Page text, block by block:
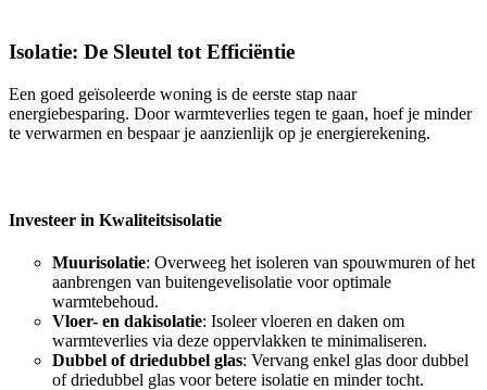
Isolatie: De Sleutel tot Efficiëntie
Een goed geïsoleerde woning is de eerste stap naar
energiebesparing. Door warmteverlies tegen te gaan, hoef je minder
te verwarmen en bespaar je aanzienlijk op je energierekening.
Investeer in Kwaliteitsisolatie
Muurisolatie: Overweeg het isoleren van spouwmuren of het
aanbrengen van buitengevelisolatie voor optimale
warmtebehoud.
Vloer- en dakisolatie: Isoleer vloeren en daken om
warmteverlies via deze oppervlakken te minimaliseren.
Dubbel of driedubbel glas: Vervang enkel glas door dubbel
of driedubbel glas voor betere isolatie en minder tocht.